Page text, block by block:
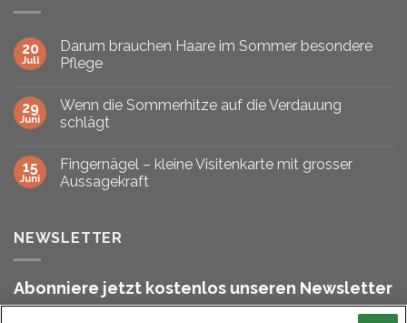
20
Juli
Darum brauchen Haare im Sommer besondere
Pflege
29
Juni
Wenn die Sommerhitze auf die Verdauung
schlägt
15
Juni
Fingernägel – kleine Visitenkarte mit grosser
Aussagekraft
NEWSLETTER
Abonniere jetzt kostenlos unseren Newsletter